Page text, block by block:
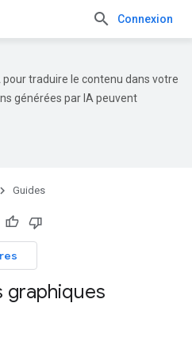
Connexion
traduire le contenu dans votre
générées par IA peuvent
Guides
graphiques